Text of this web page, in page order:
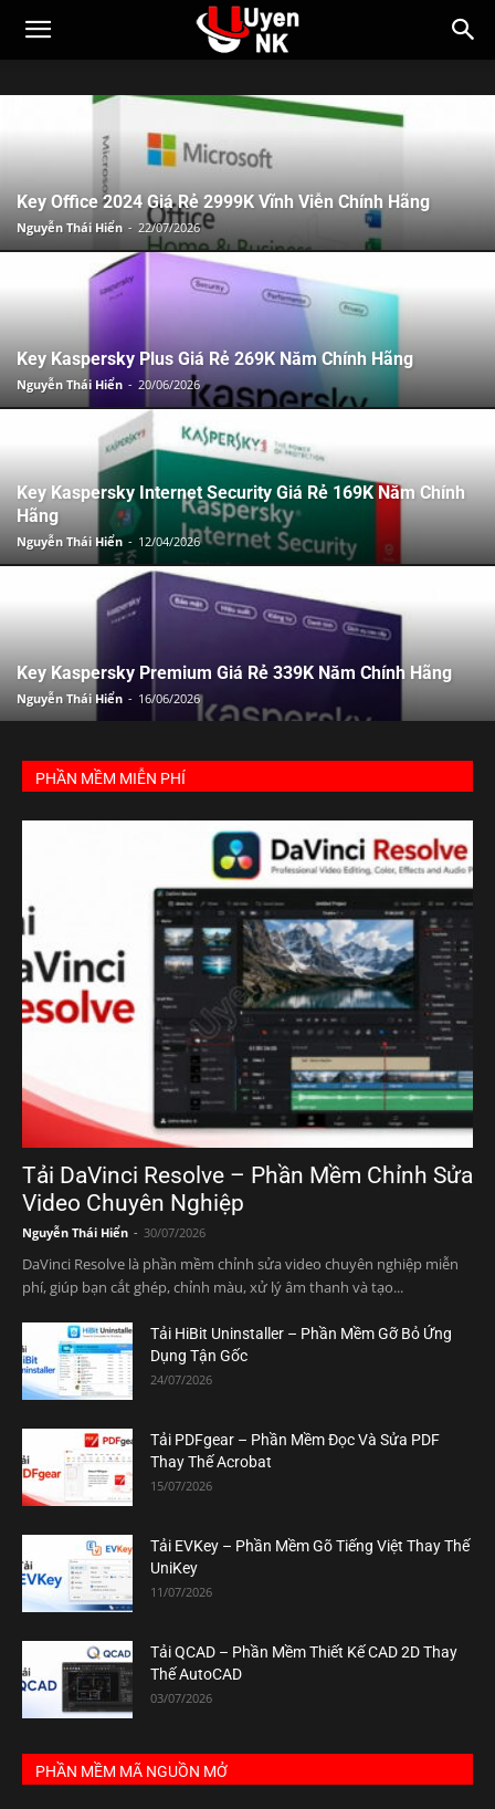
Key Office 2024 Giá Rẻ 2999K Vĩnh Viễn Chính Hãng
Nguyễn Thái Hiển - 22/07/2026
Key Kaspersky Plus Giá Rẻ 269K Năm Chính Hãng
Nguyễn Thái Hiển - 20/06/2026
Key Kaspersky Internet Security Giá Rẻ 169K Năm Chính
Hãng
Nguyễn Thái Hiển - 12/04/2026
Key Kaspersky Premium Giá Rẻ 339K Năm Chính Hãng
Nguyễn Thái Hiển - 16/06/2026
PHẦN MỀM MIỄN PHÍ
Tải DaVinci Resolve – Phần Mềm Chỉnh Sửa
Video Chuyên Nghiệp
Nguyễn Thái Hiển - 30/07/2026
DaVinci Resolve là phần mềm chỉnh sửa video chuyên nghiệp miễn
phí, giúp bạn cắt ghép, chỉnh màu, xử lý âm thanh và tạo...
Tải HiBit Uninstaller – Phần Mềm Gỡ Bỏ Ứng
Dụng Tận Gốc
24/07/2026
Tải PDFgear – Phần Mềm Đọc Và Sửa PDF
Thay Thế Acrobat
15/07/2026
Tải EVKey – Phần Mềm Gõ Tiếng Việt Thay Thế
UniKey
11/07/2026
Tải QCAD – Phần Mềm Thiết Kế CAD 2D Thay
Thế AutoCAD
03/07/2026
PHẦN MỀM MÃ NGUỒN MỞ